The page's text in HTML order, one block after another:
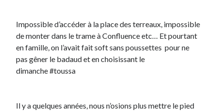
A Lyon
Bon plan du dimanche
Coup de coeur
Daddy
Engagé
Humeur
Impossible d’accéder à la place des terreaux, impossible
de monter dans le trame à Confluence etc… Et pourtant
en famille, on l’avait fait soft sans poussettes pour ne
pas gêner le badaud et en choisissant le
dimanche #toussa
Il y a quelques années, nous n’osions plus mettre le pied